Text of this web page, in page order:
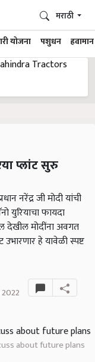
योजना पशुधन हवामान
मराठी
प्लांट सुरु
नरेंद्र जी मोदी यांची
युरियाचा फायदा
देखील मोदींना अवगत
हे यावेळी स्पष्ट
about future plans